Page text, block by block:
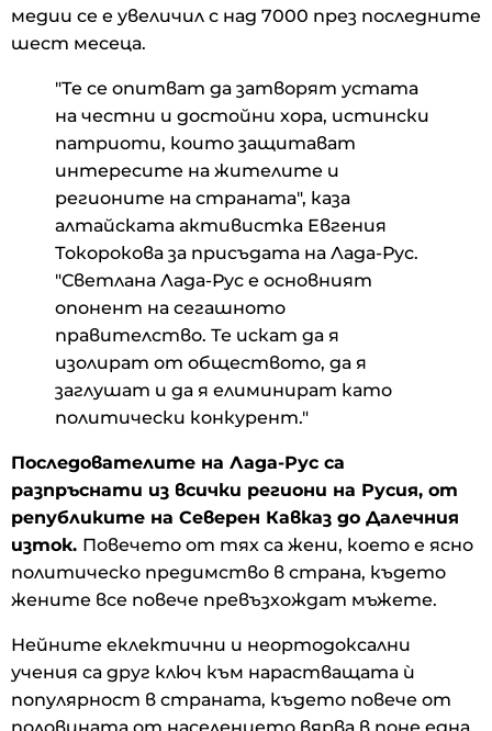
медии се е увеличил с над 7000 през последните
шест месеца.
"Те се опитват да затворят устата
на честни и достойни хора, истински
патриоти, които защитават
интересите на жителите и
регионите на страната", каза
алтайската активистка Евгения
Токорокова за присъдата на Лада-Рус.
"Светлана Лада-Рус е основният
опонент на сегашното
правителство. Те искат да я
изолират от обществото, да я
заглушат и да я елиминират като
политически конкурент."
Последователите на Лада-Рус са
разпръснати из всички региони на Русия, от
републиките на Северен Кавказ до Далечния
изток. Повечето от тях са жени, което е ясно
политическо предимство в страна, където
жените все повече превъзхождат мъжете.
Нейните еклектични и неортодоксални
учения са друг ключ към нарастващата ѝ
популярност в страната, където повече от
половината от населението вярва в поне една